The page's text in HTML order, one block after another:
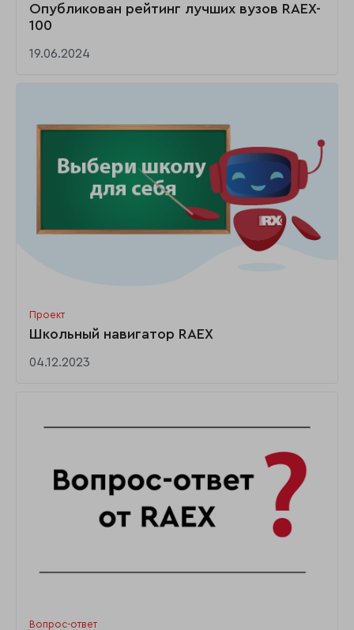
Опубликован рейтинг лучших вузов RAEX-
100
19.06.2024
Проект
Школьный навигатор RAEX
04.12.2023
Вопрос-ответ